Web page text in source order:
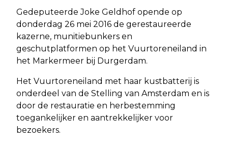
Gedeputeerde Joke Geldhof opende op
donderdag 26 mei 2016 de gerestaureerde
kazerne, munitiebunkers en
geschutplatformen op het Vuurtoreneiland in
het Markermeer bij Durgerdam.
Het Vuurtoreneiland met haar kustbatterij is
onderdeel van de Stelling van Amsterdam en is
door de restauratie en herbestemming
toegankelijker en aantrekkelijker voor
bezoekers.